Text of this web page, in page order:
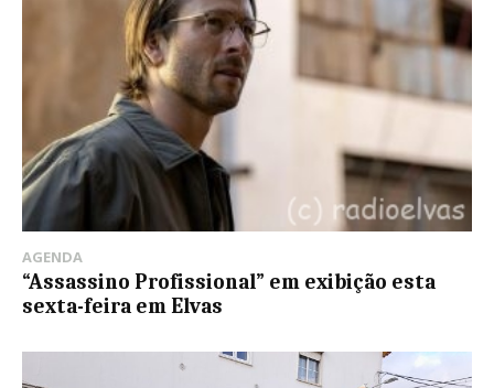
AGENDA
“Assassino Profissional” em exibição esta
sexta-feira em Elvas